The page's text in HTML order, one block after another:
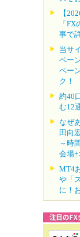
【
「
事で
当サ
ペー
ペー
ク！
約40
む12
なぜ
田向
～時
会場+
MT4
や「
に！